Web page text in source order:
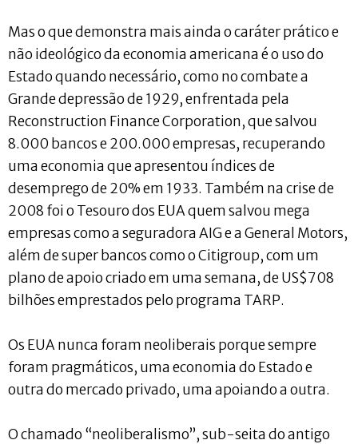
Mas o que demonstra mais ainda o caráter prático e
não ideológico da economia americana é o uso do
Estado quando necessário, como no combate a
Grande depressão de 1929, enfrentada pela
Reconstruction Finance Corporation, que salvou
8.000 bancos e 200.000 empresas, recuperando
uma economia que apresentou índices de
desemprego de 20% em 1933. Também na crise de
2008 foi o Tesouro dos EUA quem salvou mega
empresas como a seguradora AIG e a General Motors,
além de super bancos como o Citigroup, com um
plano de apoio criado em uma semana, de US$708
bilhões emprestados pelo programa TARP.
Os EUA nunca foram neoliberais porque sempre
foram pragmáticos, uma economia do Estado e
outra do mercado privado, uma apoiando a outra.
O chamado “neoliberalismo”, sub-seita do antigo